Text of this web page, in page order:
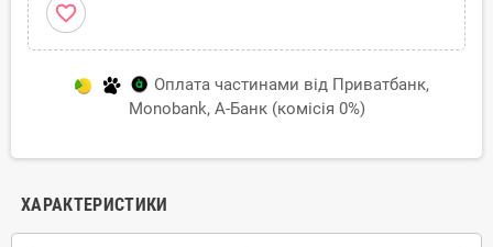
favorite_border
Оплата частинами від Приватбанк,
Monobank, А-Банк (комісія 0%)
ХАРАКТЕРИСТИКИ